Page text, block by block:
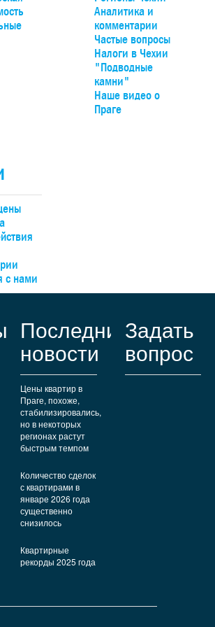
До Праги можно добраться на
автомагистрали D4, удобно – на поезде
Смиховского или Главного вокзалов.
Аналитика и
комментарии
Частые вопросы
Налоги в Чехии
"Подводные
камни"
Наше видео о
Праге
с нами
Последние
новости
Цены квартир в
Праге, похоже,
стабилизировались,
но в некоторых
регионах растут
быстрым темпом
Количество сделок
с квартирами в
январе 2026 года
существенно
снизилось
Квартирные
рекорды 2025 года
Задать
вопрос